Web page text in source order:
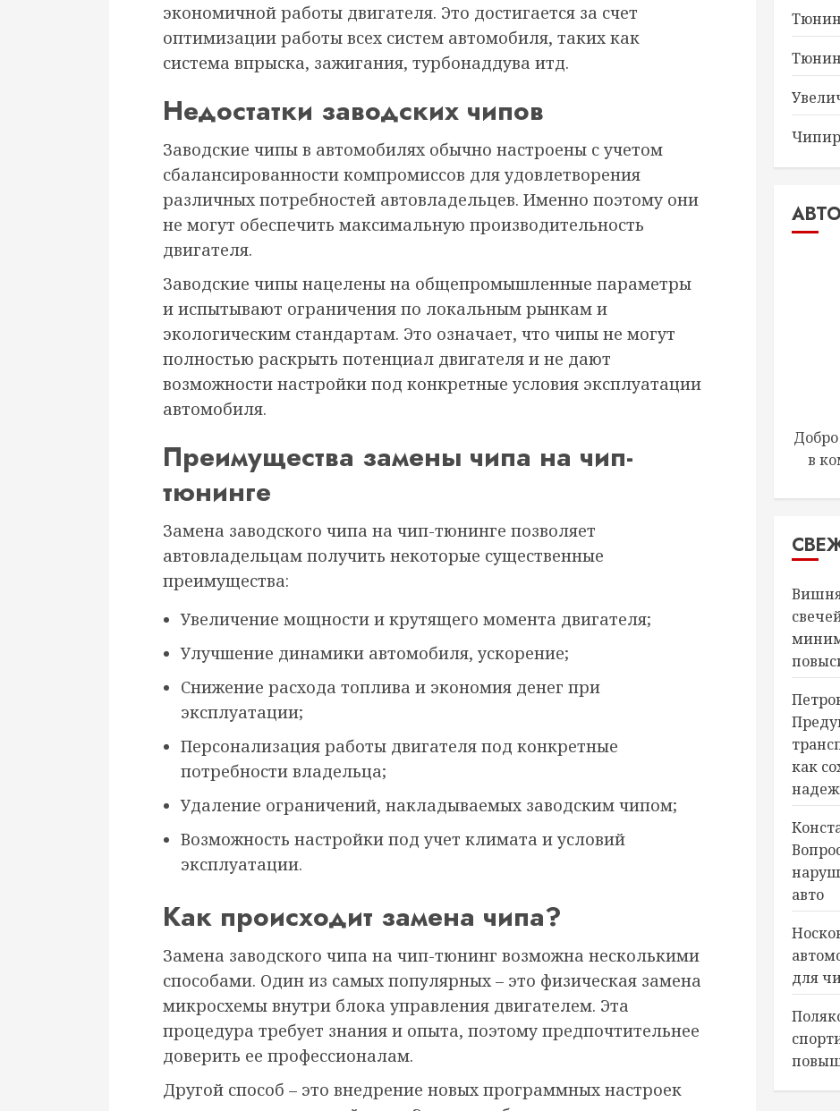
экономичной работы двигателя. Это достигается за счет
оптимизации работы всех систем автомобиля, таких как
система впрыска, зажигания, турбонаддува итд.
Недостатки заводских чипов
Заводские чипы в автомобилях обычно настроены с учетом
сбалансированности компромиссов для удовлетворения
различных потребностей автовладельцев. Именно поэтому они
не могут обеспечить максимальную производительность
двигателя.
Заводские чипы нацелены на общепромышленные параметры
и испытывают ограничения по локальным рынкам и
экологическим стандартам. Это означает, что чипы не могут
полностью раскрыть потенциал двигателя и не дают
возможности настройки под конкретные условия эксплуатации
автомобиля.
Преимущества замены чипа на чип-
тюнинге
Замена заводского чипа на чип-тюнинге позволяет
автовладельцам получить некоторые существенные
преимущества:
Увеличение мощности и крутящего момента двигателя;
Улучшение динамики автомобиля, ускорение;
Снижение расхода топлива и экономия денег при
эксплуатации;
Персонализация работы двигателя под конкретные
потребности владельца;
Удаление ограничений, накладываемых заводским чипом;
Возможность настройки под учет климата и условий
эксплуатации.
Как происходит замена чипа?
Замена заводского чипа на чип-тюнинг возможна несколькими
способами. Один из самых популярных – это физическая замена
микросхемы внутри блока управления двигателем. Эта
процедура требует знания и опыта, поэтому предпочтительнее
доверить ее профессионалам.
Другой способ – это внедрение новых программных настроек
в
как
авто
для